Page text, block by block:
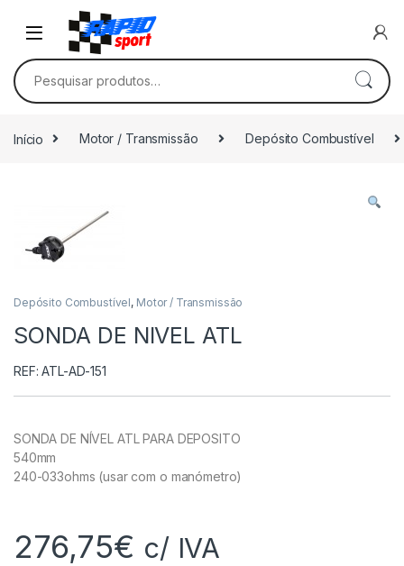
Skip to navigation
Skip to content
Pesquisar por:
Início Motor / Transmissão Depósito Combustível
Depósito Combustível, Motor / Transmissão
SONDA DE NIVEL ATL
REF: ATL-AD-151
SONDA DE NÍVEL ATL PARA DEPOSITO
540mm
240-033ohms (usar com o manómetro)
276,75€ c/ IVA